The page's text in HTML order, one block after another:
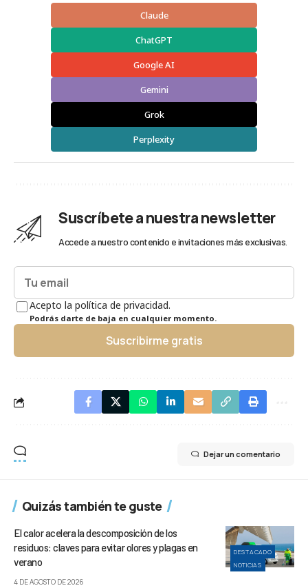
Claude
ChatGPT
Google AI
Gemini
Grok
Perplexity
Suscríbete a nuestra newsletter
Accede a nuestro contenido e invitaciones más exclusivas.
Acepto la política de privacidad.
Podrás darte de baja en cualquier momento.
Suscribirme gratis
Dejar un comentario
Quizás también te guste
DESTACADO
NOTICIAS
El calor acelera la descomposición de los
residuos: claves para evitar olores y plagas en
verano
4 DE AGOSTO DE 2026